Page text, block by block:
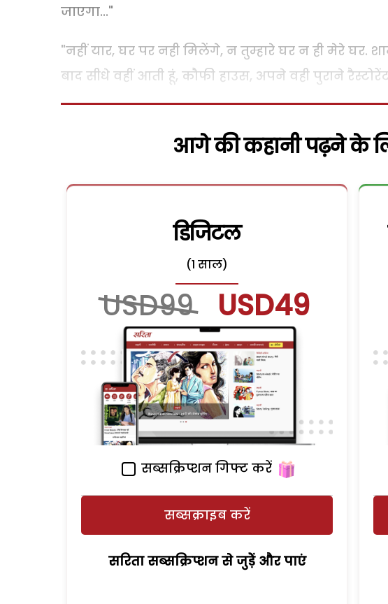
जाएगा..."
"नहीं यार, घर पर नही मिलेंगे, न तुम्हारे घर न ही मेरे
बाद सीधे वहीं आती हूं, कौफी हाउस, अपने वही पुराने
आगे की कहानी पढ़ने के
डिजिटल
(1 साल)
USD99 USD49
सब्सक्रिप्शन गिफ्ट करें
सब्सक्राइब करें
सरिता सब्सक्रिप्शन से जुड़ेें और पाएं